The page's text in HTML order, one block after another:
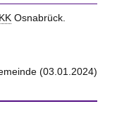
KKOsnabrück.
(03.01.2024)